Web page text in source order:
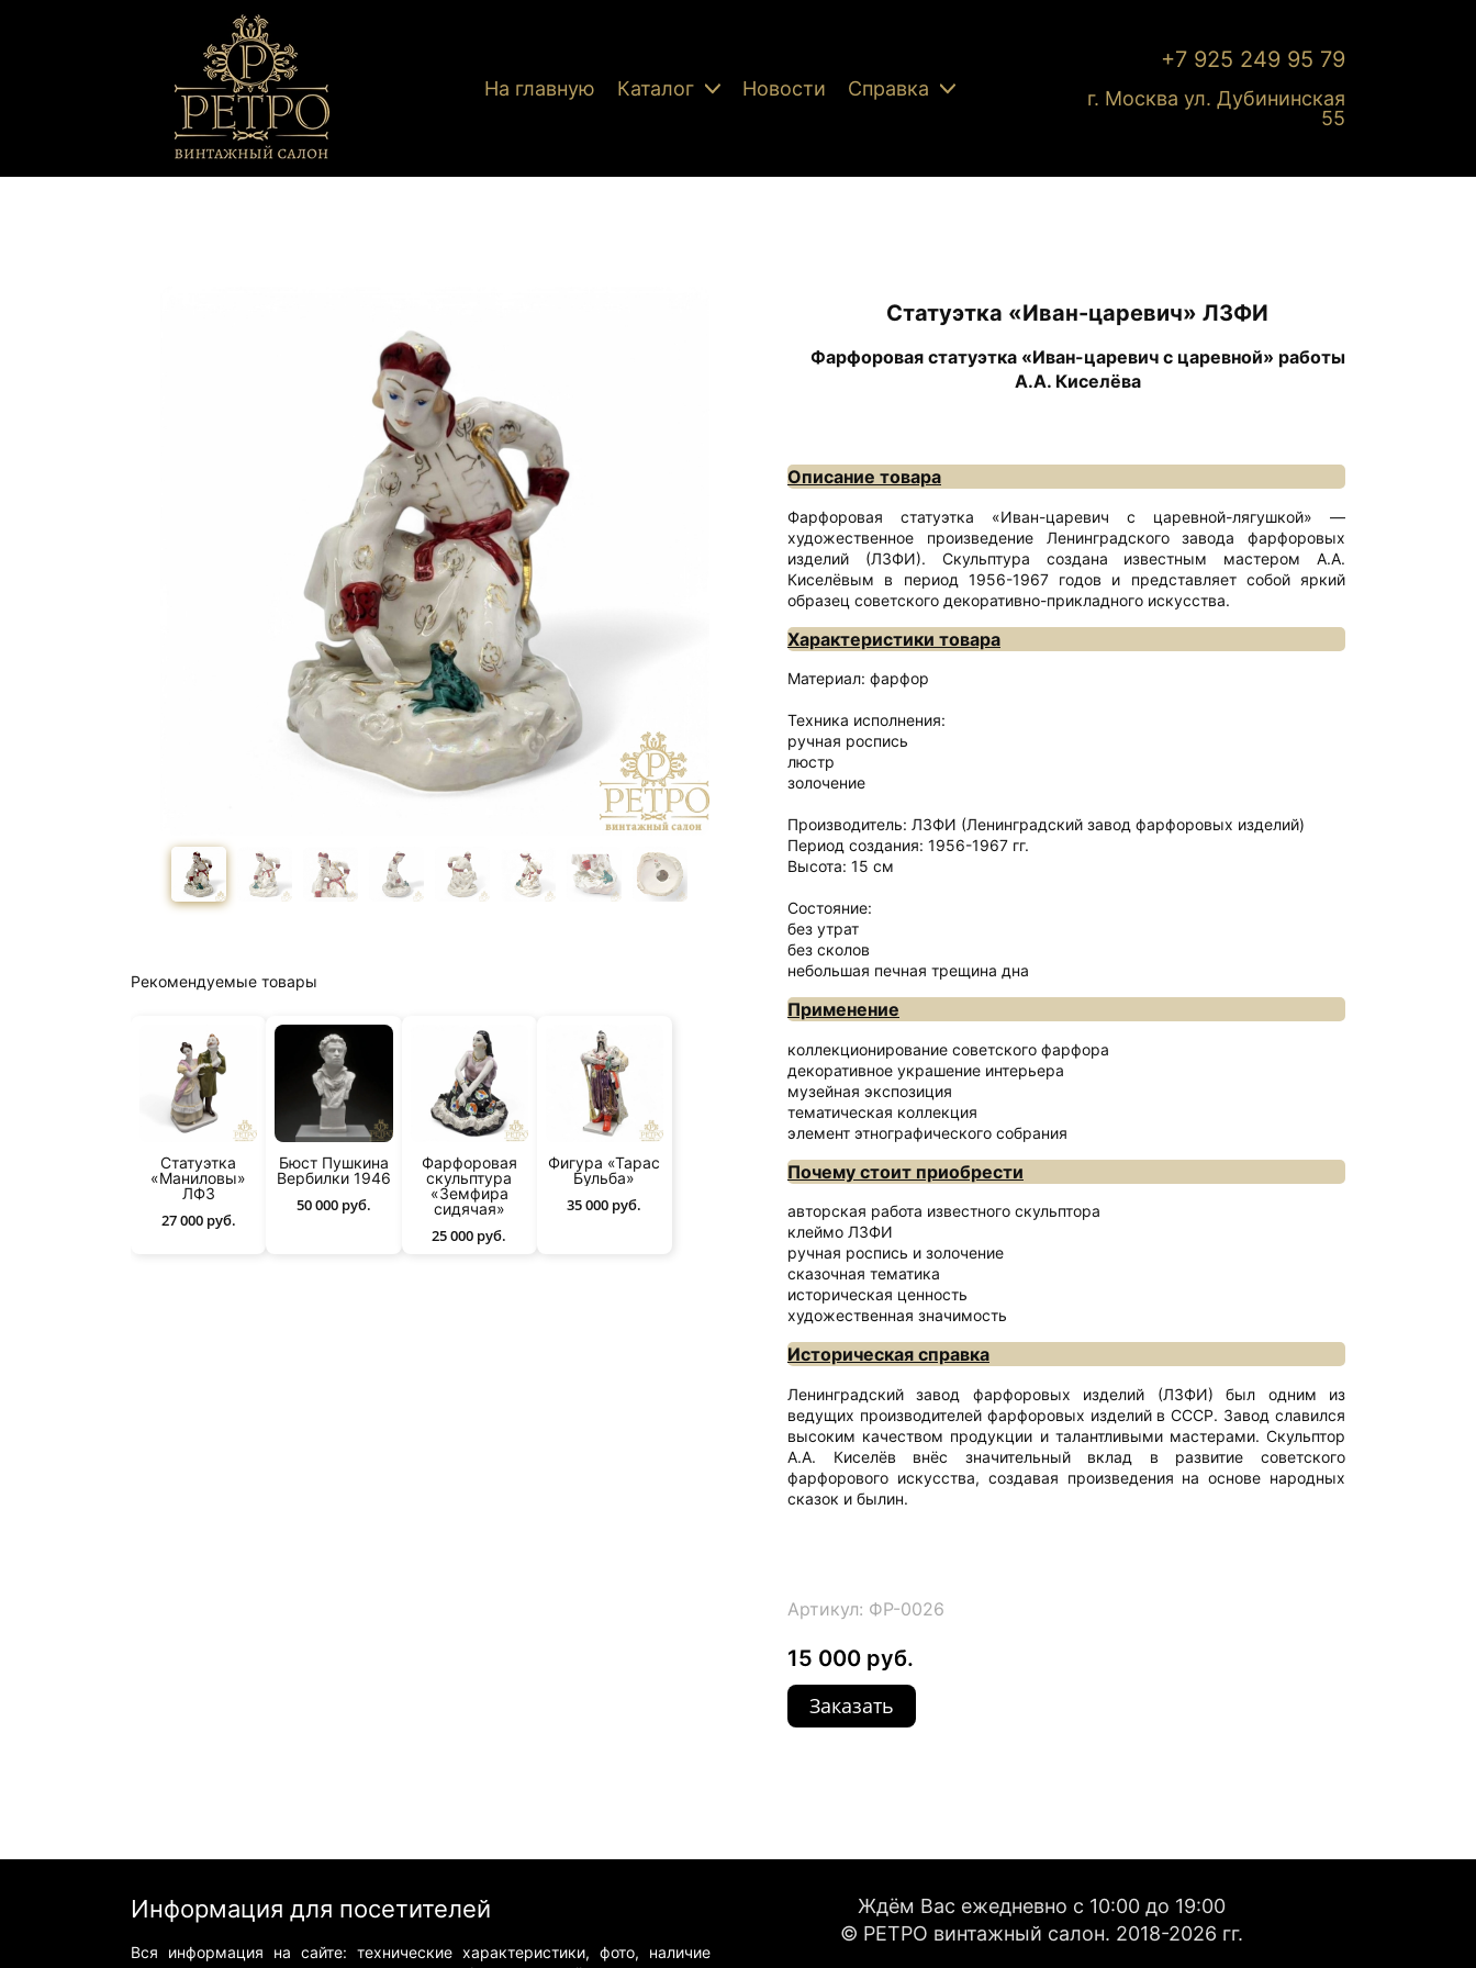
На главную Каталог Новости Справка
+7 925 249 95 79
г. Москва ул. Дубининская
55
Статуэтка «Иван-царевич» ЛЗФИ
Фарфоровая статуэтка «Иван-царевич с царевной» работы
А.А. Киселёва
Описание товара
Фарфоровая статуэтка «Иван-царевич с царевной-лягушкой» —
художественное произведение Ленинградского завода фарфоровых
изделий (ЛЗФИ). Скульптура создана известным мастером А.А.
Киселёвым в период 1956-1967 годов и представляет собой яркий
образец советского декоративно-прикладного искусства.
Характеристики товара
Материал: фарфор
Техника исполнения:
ручная роспись
люстр
золочение
Производитель: ЛЗФИ (Ленинградский завод фарфоровых изделий)
Период создания: 1956-1967 гг.
Высота: 15 см
Состояние:
без утрат
без сколов
небольшая печная трещина дна
Применение
коллекционирование советского фарфора
декоративное украшение интерьера
музейная экспозиция
тематическая коллекция
элемент этнографического собрания
Почему стоит приобрести
авторская работа известного скульптора
клеймо ЛЗФИ
ручная роспись и золочение
сказочная тематика
историческая ценность
художественная значимость
Историческая справка
Ленинградский завод фарфоровых изделий (ЛЗФИ) был одним из
ведущих производителей фарфоровых изделий в СССР. Завод славился
высоким качеством продукции и талантливыми мастерами. Скульптор
А.А. Киселёв внёс значительный вклад в развитие советского
фарфорового искусства, создавая произведения на основе народных
сказок и былин.
Артикул: ФР-0026
15 000 руб.
Заказать
Рекомендуемые товары
Статуэтка
«Маниловы»
ЛФЗ
27 000 руб.
Бюст Пушкина
Вербилки 1946
50 000 руб.
Фарфоровая
скульптура
«Земфира
сидячая»
25 000 руб.
Фигура «Тарас
Бульба»
35 000 руб.
Информация для посетителей
Вся информация на сайте: технические характеристики, фото, наличие
Ждём Вас ежедневно с 10:00 до 19:00
© РЕТРО винтажный салон. 2018-2026 гг.